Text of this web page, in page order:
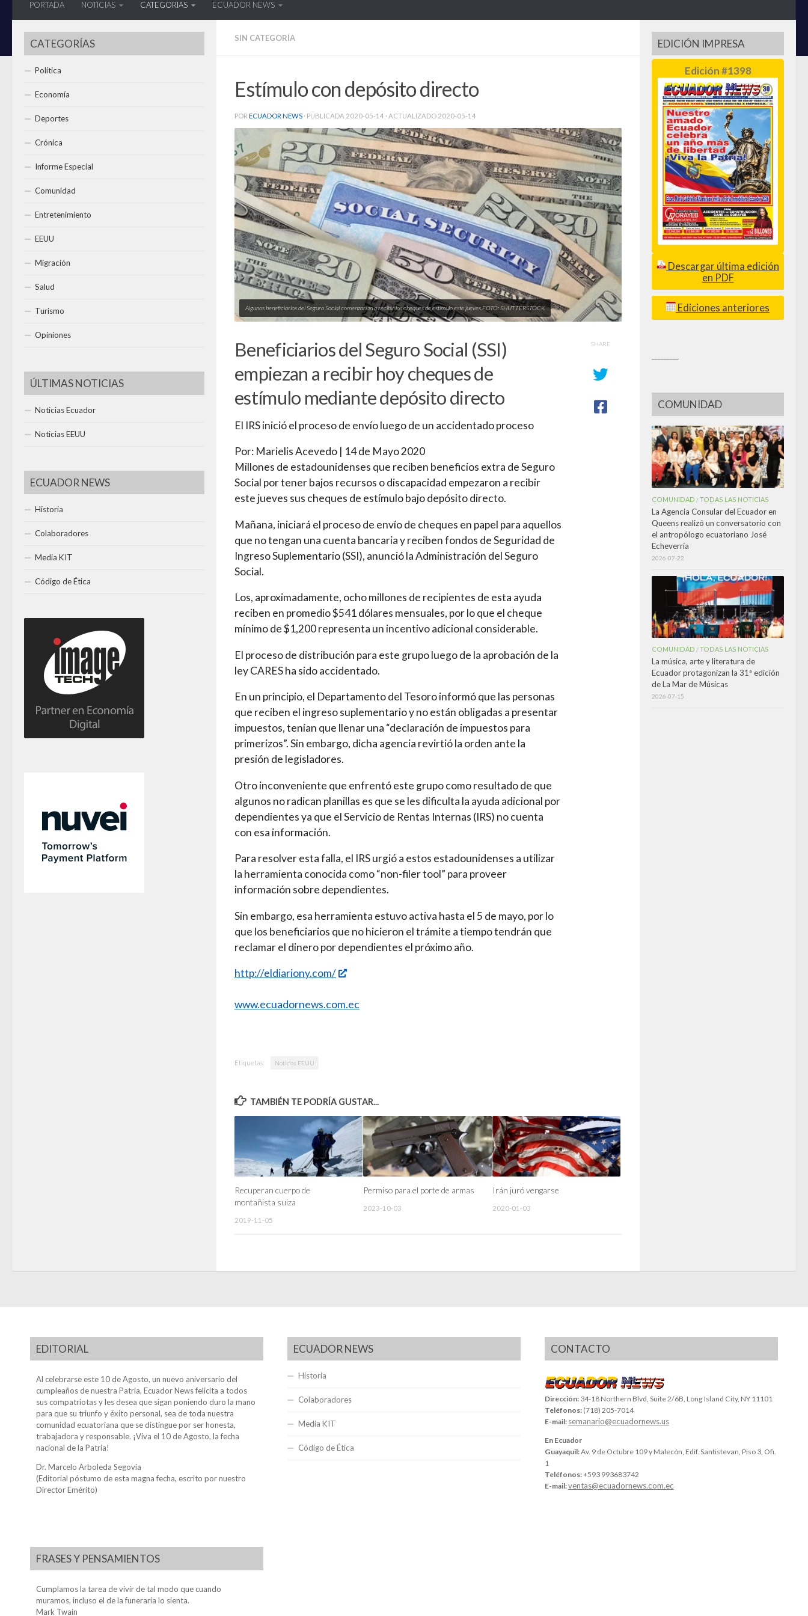
PORTADA NOTICIAS CATEGORIAS ECUADOR NEWS
SIN CATEGORÍA
Estímulo con depósito directo
POR ECUADOR NEWS · PUBLICADA 2020-05-14 · ACTUALIZADO 2020-05-14
Algunos beneficiarios del Seguro Social comenzarían a recibir los cheques de estímulo este jueves.FOTO: SHUTTERSTOCK
Beneficiarios del Seguro Social (SSI)
empiezan a recibir hoy cheques de
estímulo mediante depósito directo
El IRS inició el proceso de envío luego de un accidentado proceso
Por: Marielis Acevedo | 14 de Mayo 2020
Millones de estadounidenses que reciben beneficios extra de Seguro
Social por tener bajos recursos o discapacidad empezaron a recibir
este jueves sus cheques de estímulo bajo depósito directo.
Mañana, iniciará el proceso de envío de cheques en papel para aquellos
que no tengan una cuenta bancaria y reciben fondos de Seguridad de
Ingreso Suplementario (SSI), anunció la Administración del Seguro
Social.
Los, aproximadamente, ocho millones de recipientes de esta ayuda
reciben en promedio $541 dólares mensuales, por lo que el cheque
mínimo de $1,200 representa un incentivo adicional considerable.
El proceso de distribución para este grupo luego de la aprobación de la
ley CARES ha sido accidentado.
En un principio, el Departamento del Tesoro informó que las personas
que reciben el ingreso suplementario y no están obligadas a presentar
impuestos, tenían que llenar una “declaración de impuestos para
primerizos”. Sin embargo, dicha agencia revirtió la orden ante la
presión de legisladores.
Otro inconveniente que enfrentó este grupo como resultado de que
algunos no radican planillas es que se les dificulta la ayuda adicional por
dependientes ya que el Servicio de Rentas Internas (IRS) no cuenta
con esa información.
Para resolver esta falla, el IRS urgió a estos estadounidenses a utilizar
la herramienta conocida como “non-filer tool” para proveer
información sobre dependientes.
Sin embargo, esa herramienta estuvo activa hasta el 5 de mayo, por lo
que los beneficiarios que no hicieron el trámite a tiempo tendrán que
reclamar el dinero por dependientes el próximo año.
http://eldiariony.com/
www.ecuadornews.com.ec
SHARE
Etiquetas: Noticias EEUU
TAMBIÉN TE PODRÍA GUSTAR...
Recuperan cuerpo de
montañista suiza
2019-11-05
Permiso para el porte de armas
2023-10-03
Irán juró vengarse
2020-01-03
CATEGORÍAS
Política
Economía
Deportes
Crónica
Informe Especial
Comunidad
Entretenimiento
EEUU
Migración
Salud
Turismo
Opiniones
ÚLTIMAS NOTICIAS
Noticias Ecuador
Noticias EEUU
ECUADOR NEWS
Historia
Colaboradores
Media KIT
Código de Ética
EDICIÓN IMPRESA
Edición #1398
Descargar última edición
en PDF
Ediciones anteriores
COMUNIDAD
COMUNIDAD /TODAS LAS NOTICIAS
La Agencia Consular del Ecuador en
Queens realizó un conversatorio con
el antropólogo ecuatoriano José
Echeverría
2026-07-22
COMUNIDAD /TODAS LAS NOTICIAS
La música, arte y literatura de
Ecuador protagonizan la 31ª edición
de La Mar de Músicas
2026-07-15
EDITORIAL
Al celebrarse este 10 de Agosto, un nuevo aniversario del
cumpleaños de nuestra Patria, Ecuador News felicita a todos
sus compatriotas y les desea que sigan poniendo duro la mano
para que su triunfo y éxito personal, sea de toda nuestra
comunidad ecuatoriana que se distingue por ser honesta,
trabajadora y responsable. ¡Viva el 10 de Agosto, la fecha
nacional de la Patria!
Dr. Marcelo Arboleda Segovia
(Editorial póstumo de esta magna fecha, escrito por nuestro
Director Emérito)
FRASES Y PENSAMIENTOS
Cumplamos la tarea de vivir de tal modo que cuando
muramos, incluso el de la funeraria lo sienta.
Mark Twain
ECUADOR NEWS
Historia
Colaboradores
Media KIT
Código de Ética
CONTACTO
Dirección: 34-18 Northern Blvd, Suite 2/6B, Long Island City, NY 11101
Teléfonos: (718) 205-7014
E-mail: semanario@ecuadornews.us
En Ecuador
Guayaquil:Av. 9 de Octubre 109 y Malecón, Edif. Santistevan, Piso 3, Ofi.
1
Teléfonos:+593 993683742
E-mail:ventas@ecuadornews.com.ec